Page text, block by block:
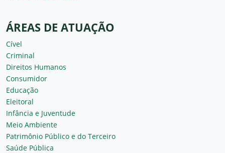
ÁREAS DE ATUAÇÃO
Cível
Criminal
Direitos Humanos
Consumidor
Educação
Eleitoral
Infância e Juventude
Meio Ambiente
Patrimônio Público e do Terceiro
Saúde Pública